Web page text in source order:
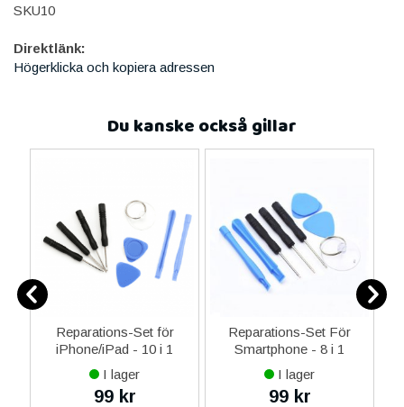
SKU10
Direktlänk:
Högerklicka och kopiera adressen
Du kanske också gillar
Reparations-Set för
iPhone/iPad - 10 i 1
I lager
99 kr
Reparations-Set För
Smartphone - 8 i 1
I lager
99 kr